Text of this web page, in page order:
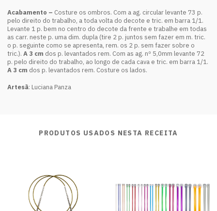
Acabamento – Costure os ombros. Com a ag. circular levante 73 p.
pelo direito do trabalho, a toda volta do decote e tric. em barra 1/1.
Levante 1 p. bem no centro do decote da frente e trabalhe em todas
as carr. neste p. uma dim. dupla (tire 2 p. juntos sem fazer em m. tric.
o p. seguinte como se apresenta, rem. os 2 p. sem fazer sobre o
tric.). A 3 cm dos p. levantados rem. Com as ag. nº 5,0mm levante 72
p. pelo direito do trabalho, ao longo de cada cava e tric. em barra 1/1.
A 3 cm dos p. levantados rem. Costure os lados.
Artesã: Luciana Panza
PRODUTOS USADOS NESTA RECEITA